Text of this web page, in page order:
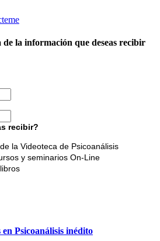
de la información que deseas recibir
recibir?
la Videoteca de Psicoanálisis
y seminarios On-Line
Psicoanálisis inédito